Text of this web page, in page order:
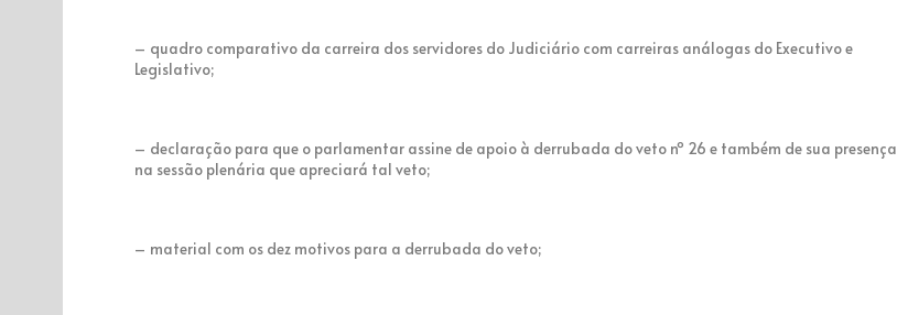
– quadro comparativo da carreira dos servidores do Judiciário com carreiras análogas do Executivo e
Legislativo;
– declaração para que o parlamentar assine de apoio à derrubada do veto nº 26 e também de sua presença
na sessão plenária que apreciará tal veto;
– material com os dez motivos para a derrubada do veto;